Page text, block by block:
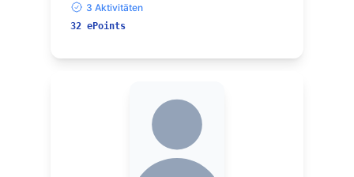
3 Aktivitäten
32 ePoints